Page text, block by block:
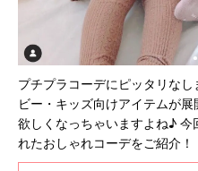
プチプラコーデにピッタリな
ビー・キッズ向けアイテムが
欲しくなっちゃいますよね♪ 今
れたおしゃれコーデをご紹介！